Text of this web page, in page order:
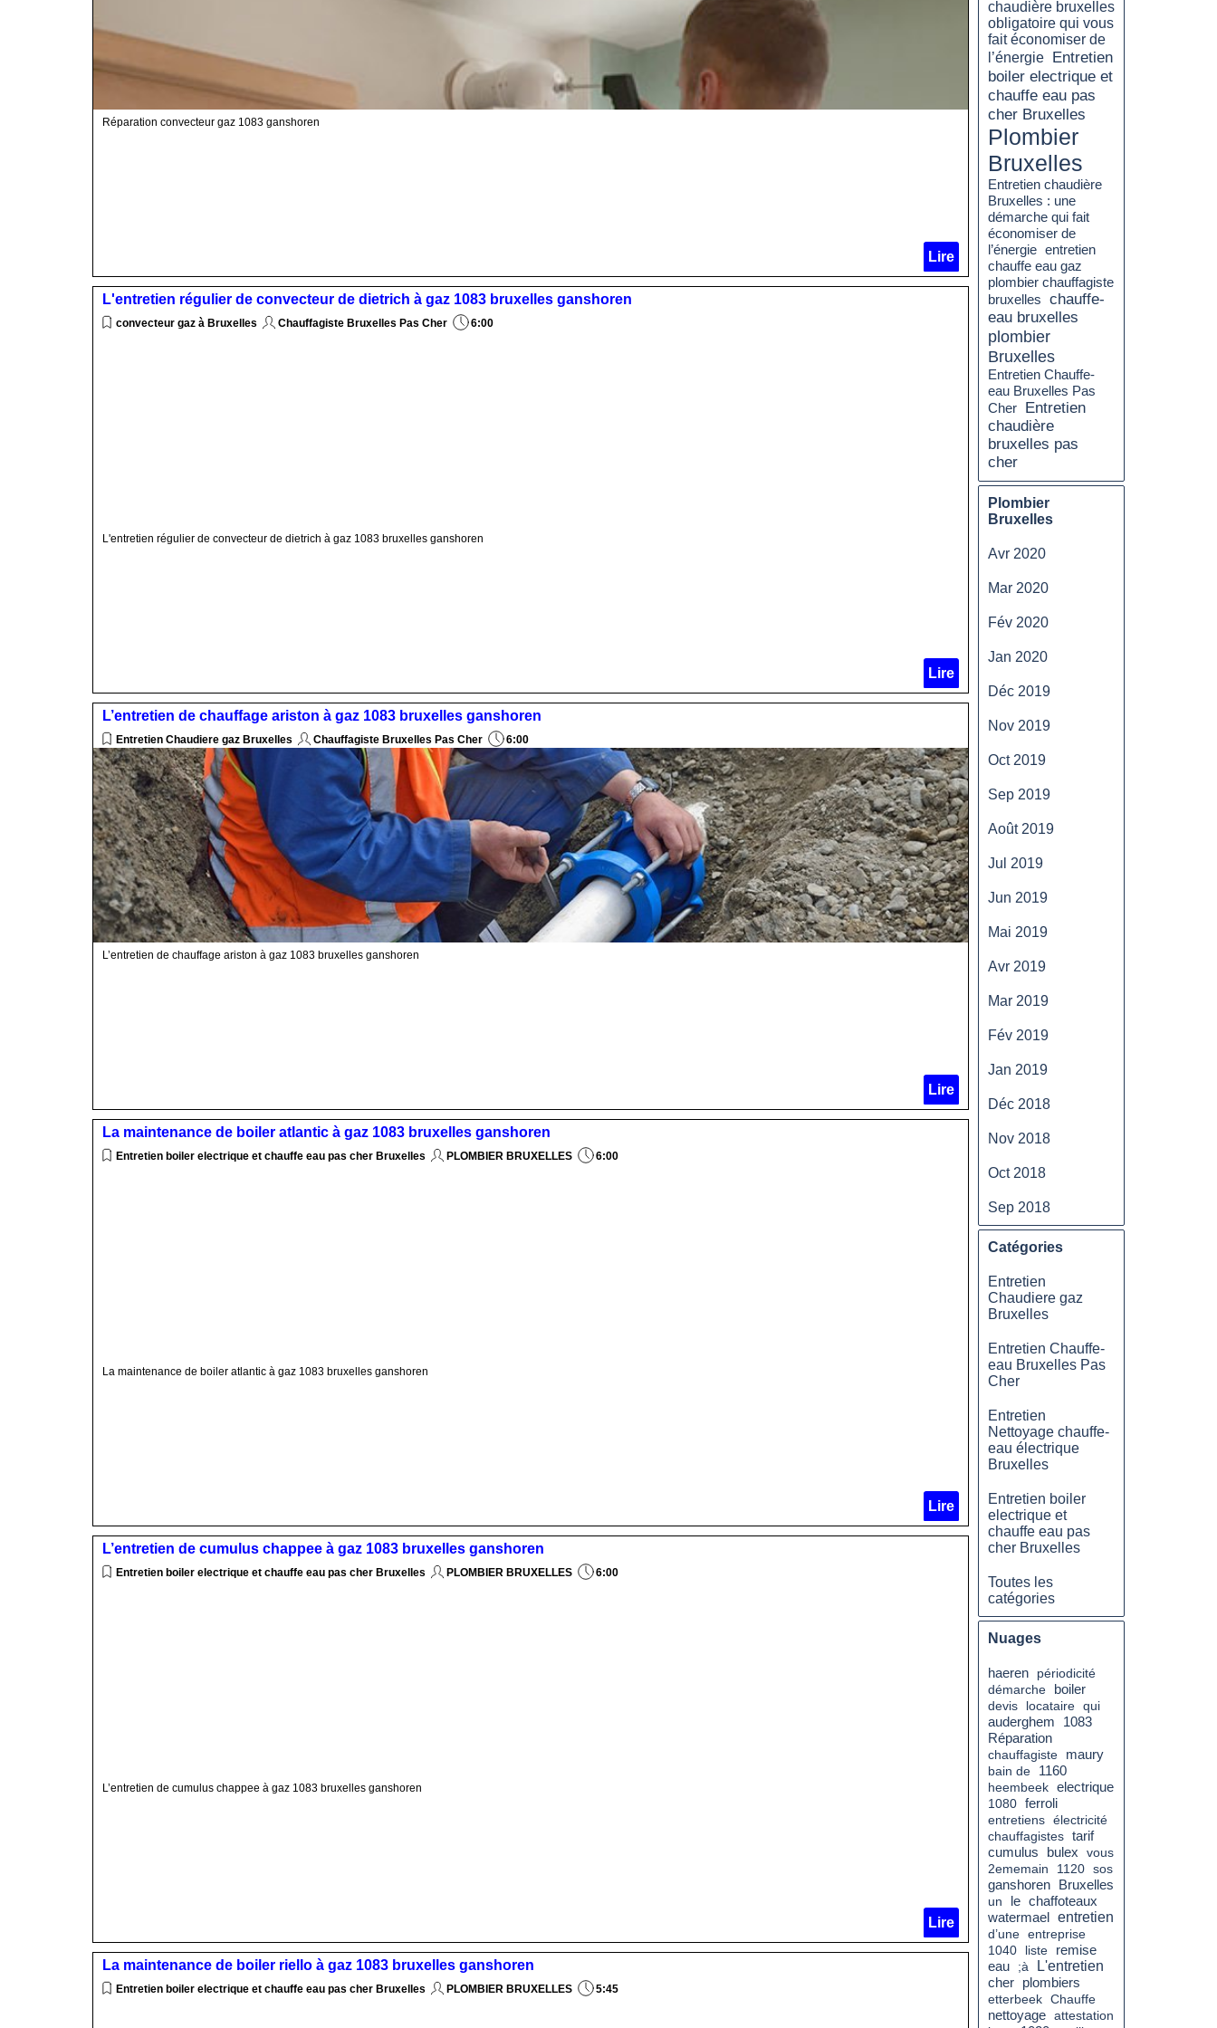
Réparation convecteur gaz 1083 ganshoren
Lire
L'entretien régulier de convecteur de dietrich à gaz 1083 bruxelles ganshoren
convecteur gaz à Bruxelles Chauffagiste Bruxelles Pas Cher 6:00
L'entretien régulier de convecteur de dietrich à gaz 1083 bruxelles ganshoren
Lire
L’entretien de chauffage ariston à gaz 1083 bruxelles ganshoren
Entretien Chaudiere gaz Bruxelles Chauffagiste Bruxelles Pas Cher 6:00
L’entretien de chauffage ariston à gaz 1083 bruxelles ganshoren
Lire
La maintenance de boiler atlantic à gaz 1083 bruxelles ganshoren
Entretien boiler electrique et chauffe eau pas cher Bruxelles PLOMBIER BRUXELLES 6:00
La maintenance de boiler atlantic à gaz 1083 bruxelles ganshoren
Lire
L’entretien de cumulus chappee à gaz 1083 bruxelles ganshoren
Entretien boiler electrique et chauffe eau pas cher Bruxelles PLOMBIER BRUXELLES 6:00
L’entretien de cumulus chappee à gaz 1083 bruxelles ganshoren
Lire
La maintenance de boiler riello à gaz 1083 bruxelles ganshoren
Entretien boiler electrique et chauffe eau pas cher Bruxelles PLOMBIER BRUXELLES 5:45
chaudière bruxelles
obligatoire qui vous
fait économiser de
l’énergie Entretien
boiler electrique et
chauffe eau pas
cher Bruxelles
Plombier
Bruxelles
Entretien chaudière
Bruxelles : une
démarche qui fait
économiser de
l’énergie entretien
chauffe eau gaz
plombier chauffagiste
bruxelles chauffe-
eau bruxelles
plombier
Bruxelles
Entretien Chauffe-
eau Bruxelles Pas
Cher
Entretien
chaudière
bruxelles pas
cher
Plombier
Bruxelles
Avr 2020
Mar 2020
Fév 2020
Jan 2020
Déc 2019
Nov 2019
Oct 2019
Sep 2019
Août 2019
Jul 2019
Jun 2019
Mai 2019
Avr 2019
Mar 2019
Fév 2019
Jan 2019
Déc 2018
Nov 2018
Oct 2018
Sep 2018
Catégories
Entretien
Chaudiere gaz
Bruxelles
Entretien Chauffe-
eau Bruxelles Pas
Cher
Entretien
Nettoyage chauffe-
eau électrique
Bruxelles
Entretien boiler
electrique et
chauffe eau pas
cher Bruxelles
Toutes les
catégories
Nuages
haeren
périodicité
démarche
boiler
devis locataire qui
auderghem
1083
Réparation
chauffagiste
maury
bain de
1160
heembeek electrique
1080 ferroli
entretiens électricité
chauffagistes tarif
cumulus
bulex
vous
2ememain
1120 sos
ganshoren
Bruxelles
un
le chaffoteaux
watermael
entretien
d’une entreprise
1040
liste
remise
eau
;à
L'entretien
cher
plombiers
etterbeek Chauffe
nettoyage attestation